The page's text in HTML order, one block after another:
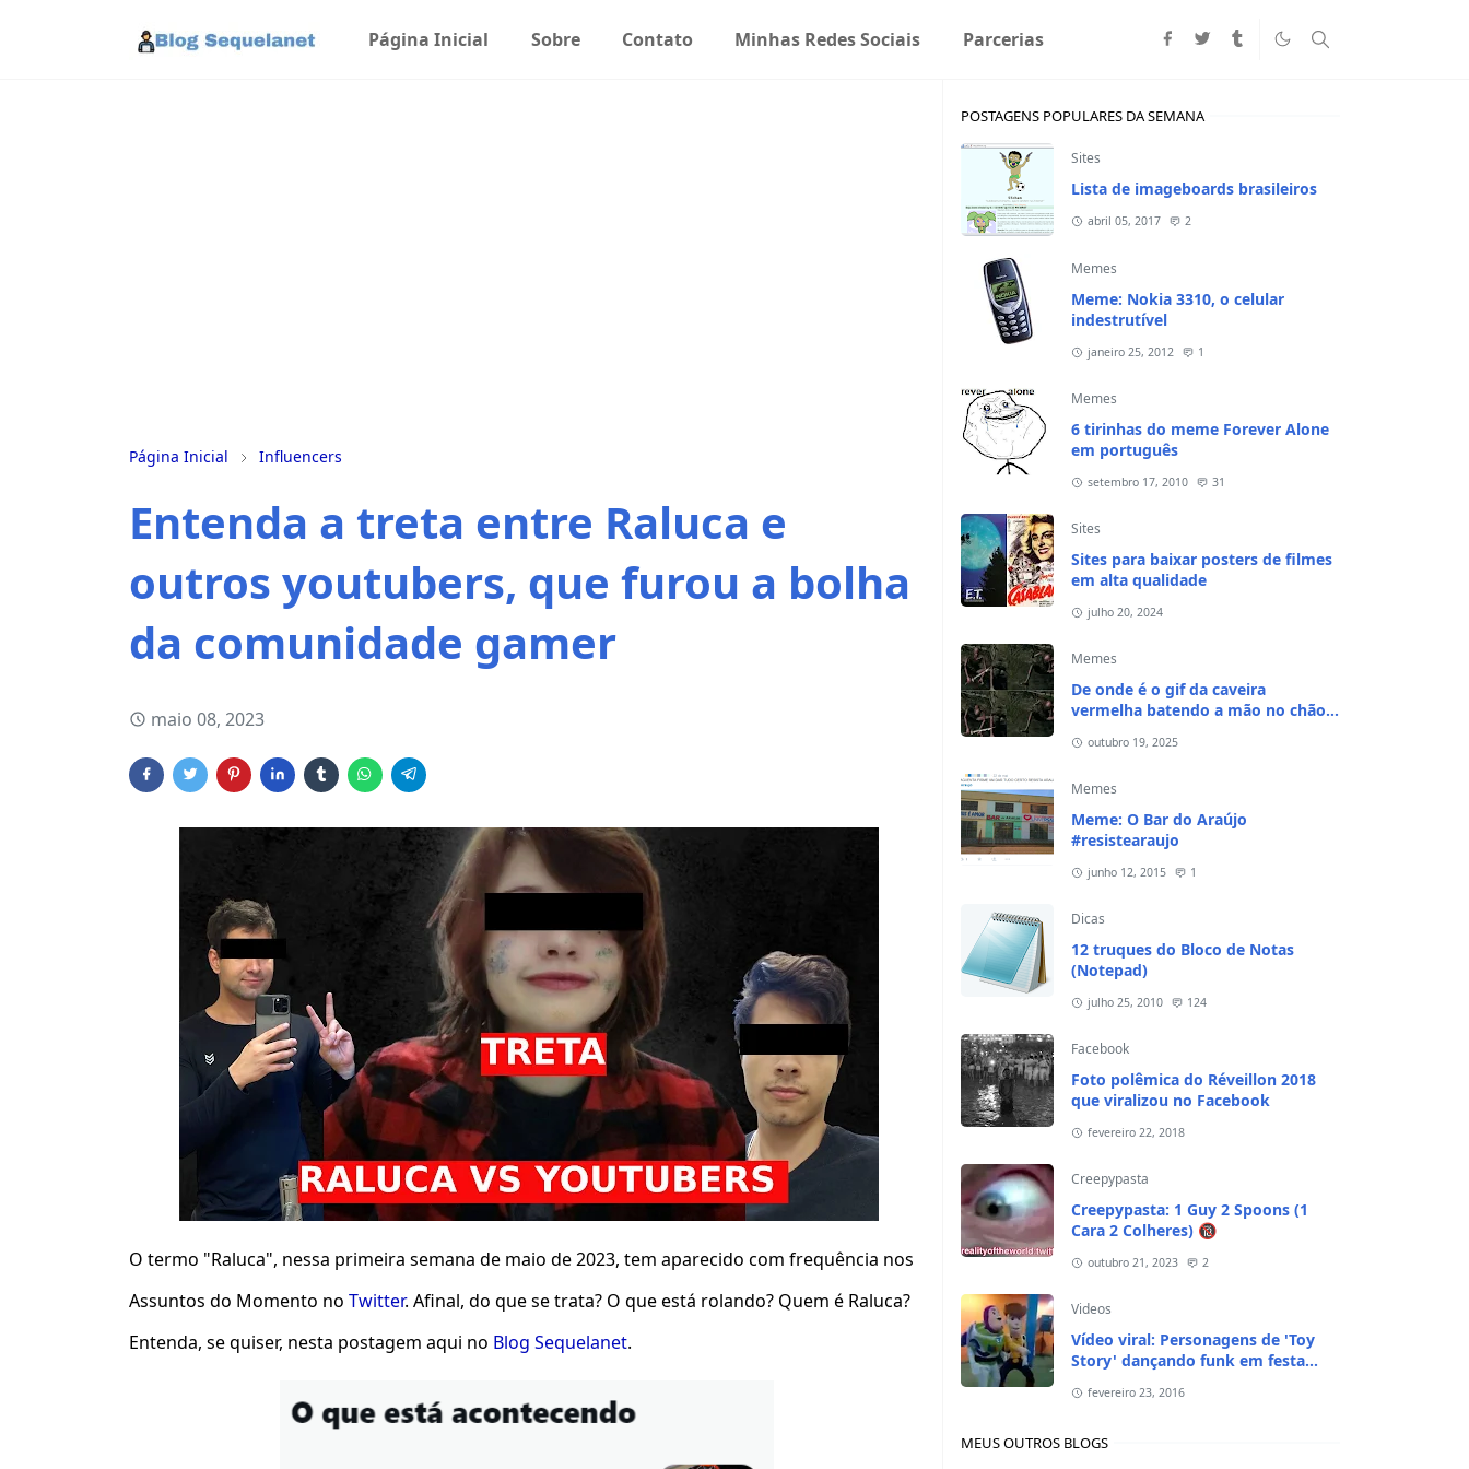
Página Inicial Sobre Contato Minhas Redes Sociais Parcerias
Página Inicial Influencers
Entenda a treta entre Raluca e
outros youtubers, que furou a bolha
da comunidade gamer
maio 08, 2023
O termo "Raluca", nessa primeira semana de maio de 2023, tem aparecido com frequência nos
Assuntos do Momento no Twitter. Afinal, do que se trata? O que está rolando? Quem é Raluca?
Entenda, se quiser, nesta postagem aqui no Blog Sequelanet.
POSTAGENS POPULARES DA SEMANA
Sites
Lista de imageboards brasileiros
abril 05, 2017 2
Memes
Meme: Nokia 3310, o celular
indestrutível
janeiro 25, 2012 1
Memes
6 tirinhas do meme Forever Alone
em português
setembro 17, 2010 31
Sites
Sites para baixar posters de filmes
em alta qualidade
julho 20, 2024
Memes
De onde é o gif da caveira
vermelha batendo a mão no chão e
outubro 19, 2025
Memes
Meme: O Bar do Araújo
#resistearaujo
junho 12, 2015 1
Dicas
12 truques do Bloco de Notas
(Notepad)
julho 25, 2010 124
Facebook
Foto polêmica do Réveillon 2018
que viralizou no Facebook
fevereiro 22, 2018
Creepypasta
Creepypasta: 1 Guy 2 Spoons (1
Cara 2 Colheres) 🔞
outubro 21, 2023 2
Videos
Vídeo viral: Personagens de 'Toy
Story' dançando funk em festa
fevereiro 23, 2016
MEUS OUTROS BLOGS